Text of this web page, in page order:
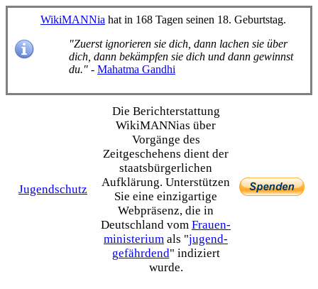
WikiMANNia hat in 168 Tagen seinen 18. Geburtstag.
"Zuerst ignorieren sie dich, dann lachen sie über
dich, dann bekämpfen sie dich und dann gewinnst
du." - Mahatma Gandhi
Jugendschutz
Die Bericht­erstattung
WikiMANNias über
Vorgänge des
Zeitgeschehens dient der
staats­bürgerlichen
Aufklärung. Unterstützen
Sie eine einzig­artige
Webpräsenz, die in
Deutschland vom Frauen­
ministerium als "jugend­
gefährdend" indiziert
wurde.